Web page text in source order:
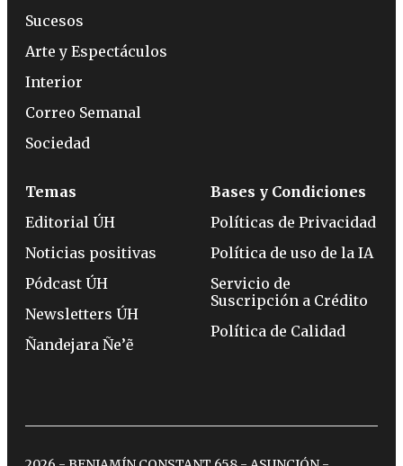
Sucesos
Arte y Espectáculos
Interior
Correo Semanal
Sociedad
Temas
Editorial ÚH
Noticias positivas
Pódcast ÚH
Newsletters ÚH
Ñandejara Ñe’ẽ
Bases y Condiciones
Políticas de Privacidad
Política de uso de la IA
Servicio de
Suscripción a Crédito
Política de Calidad